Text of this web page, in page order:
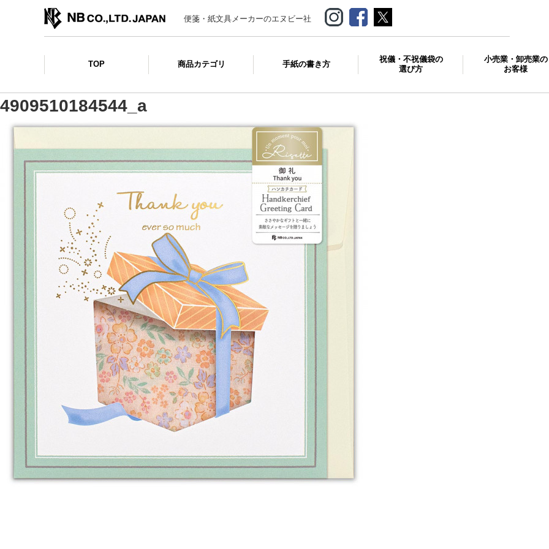
便箋・紙文具メーカーのエヌビー社
TOP 商品カテゴリ 手紙の書き方
祝儀・不祝儀袋の
選び方
小売業・卸売業の
お客様
4909510184544_a